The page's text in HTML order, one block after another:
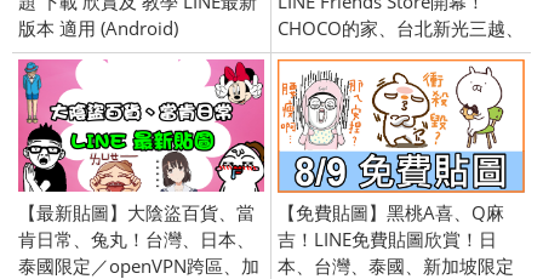
版本 適用 (Android)
CHOCO的家、台北新光三越、
微風北車店、台中新光三越、
咖啡廳、商品
【最新貼圖】大陰盜百貨、當
肯日常、兔丸！台灣、日本、
泰國限定／openVPN跨區、加
【免費貼圖】黑桃A喜、Q麻
吉！LINE免費貼圖欣賞！日
本、台灣、泰國、新加坡限定